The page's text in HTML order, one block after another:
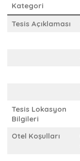
Kategori
Tesis Açıklaması
Tesis Lokasyon
Bilgileri
Otel Koşulları